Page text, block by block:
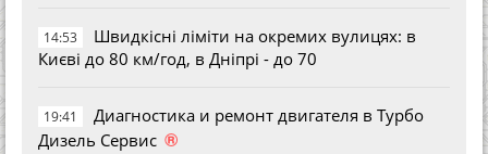
14:53
Швидкісні ліміти на окремих вулицях: в
Києві до 80 км/год, в Дніпрі - до 70
19:41
Диагностика и ремонт двигателя в Турбо
Дизель Сервис ®